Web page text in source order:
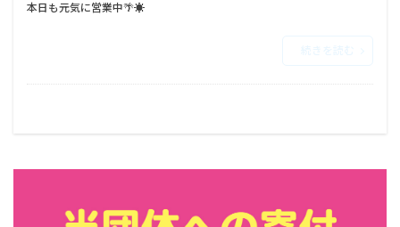
本日も元気に営業中🌴☀⁡